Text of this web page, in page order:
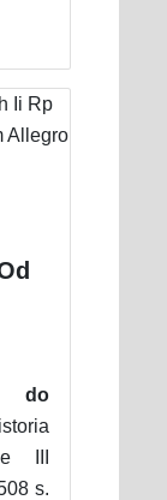
do
III
s.